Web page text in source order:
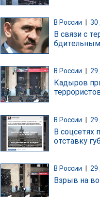
В России 30
В связи с
В России 29
Кадыров
В России | 29
В соцсетях
отставку
В России 29
Взрыв на